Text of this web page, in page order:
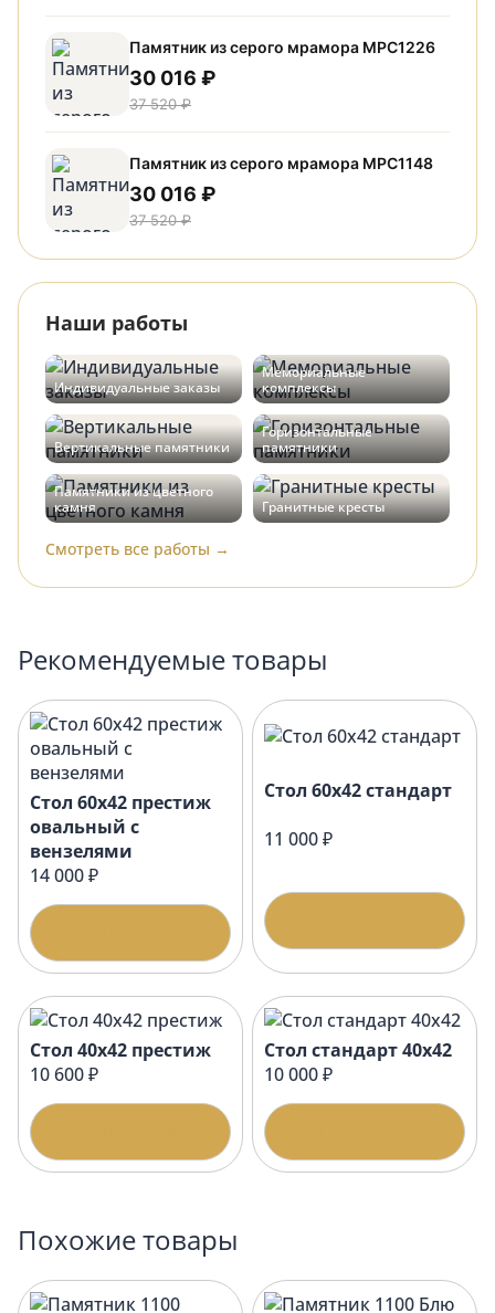
Памятник из серого мрамора МРС1226
30 016 ₽
37 520 ₽
Памятник из серого мрамора МРС1148
30 016 ₽
37 520 ₽
Наши работы
Индивидуальные заказы
Мемориальные
комплексы
Вертикальные памятники
Горизонтальные
памятники
Памятники из цветного
камня
Гранитные кресты
Смотреть все работы →
Рекомендуемые товары
Стол 60х42 престиж
овальный с
вензелями
14 000 ₽
Стол 60х42 стандарт
11 000 ₽
Стол 40х42 престиж
10 600 ₽
Стол стандарт 40х42
10 000 ₽
Похожие товары